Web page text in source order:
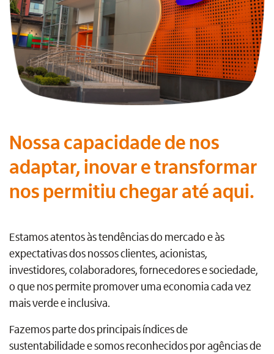
Nossa capacidade de nos
adaptar, inovar e transformar
nos permitiu chegar até aqui.
Estamos atentos às tendências do mercado e às
expectativas dos nossos clientes, acionistas,
investidores, colaboradores, fornecedores e sociedade,
o que nos permite promover uma economia cada vez
mais verde e inclusiva.
Fazemos parte dos principais índices de
sustentabilidade e somos reconhecidos por agências de